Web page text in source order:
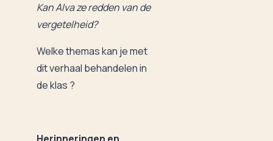
Kan Alva ze redden van de
vergetelheid?
Welke themas kan je met
dit verhaal behandelen in
de klas ?